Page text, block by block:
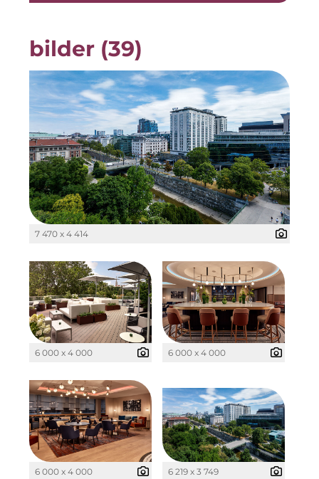
Über SCRIVO Public Relations
Kontakt
bilder (39)
7 470 x 4 414
6 000 x 4 000 6 000 x 4 000
6 000 x 4 000 6 219 x 3 749